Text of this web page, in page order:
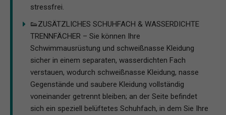
stressfrei.
👟ZUSÄTZLICHES SCHUHFACH & WASSERDICHTE
TRENNFÄCHER – Sie können Ihre
Schwimmausrüstung und schweißnasse Kleidung
sicher in einem separaten, wasserdichten Fach
verstauen, wodurch schweißnasse Kleidung, nasse
Gegenstände und saubere Kleidung vollständig
voneinander getrennt bleiben; an der Seite befindet
sich ein speziell belüftetes Schuhfach, in dem Sie Ihre